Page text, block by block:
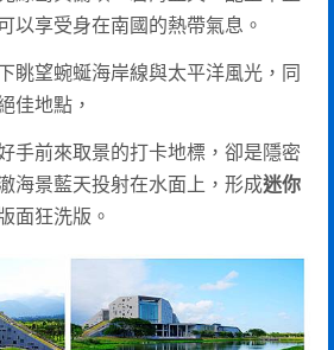
以享受身在南國的熱帶氣息。
眺望蜿蜒海岸線與太平洋風光，同
佳地點，
手前來取景的打卡地標，卻是隱密
海景藍天投射在水面上，形成迷你
面狂洗版。